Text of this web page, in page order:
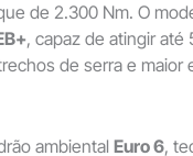
de 2.300 Nm. O
, capaz de atingir até
de serra e maior
ambiental Euro 6,